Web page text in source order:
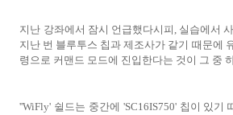
지난 강좌에서 잠시 언급했다시피, 실습에서
지난 번 블루투스 칩과 제조사가 같기 때문에
령으로 커맨드 모드에 진입한다는 것이 그 중
''WiFly' 쉴드는 중간에 'SC16IS750' 칩이 있기